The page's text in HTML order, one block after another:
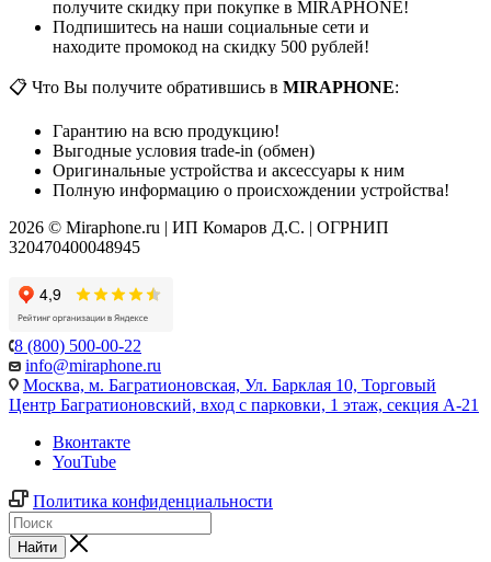
получите скидку при покупке в MIRAPHONE!
Подпишитесь на наши социальные сети и
находите промокод на скидку 500 рублей!
📋 Что Вы получите обратившись в MIRAPHONE:
Гарантию на всю продукцию!
Выгодные условия trade-in (обмен)
Оригинальные устройства и аксессуары к ним
Полную информацию о происхождении устройства!
2026 © Miraphone.ru | ИП Комаров Д.С. | ОГРНИП
320470400048945
8 (800) 500-00-22
info@miraphone.ru
Москва, м. Багратионовская, Ул. Барклая 10, Торговый
Центр Багратионовский, вход с парковки, 1 этаж, секция А-21
Вконтакте
YouTube
Политика конфиденциальности
Найти